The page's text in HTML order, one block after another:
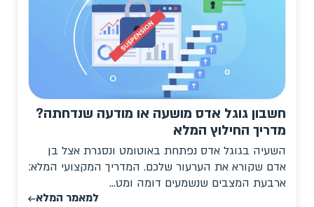
חשבון גוגל אדס מושעה או מודעה שנדחתה?
מדריך החילוץ המלא
השעיה בגוגל אדס נפתחת באוטומט ונסגרת אצל בן
אדם שקורא את הערעור שלכם. המדריך המקצועי המלא:
ארבעת המצבים שנשמעים דומה ומט...
למאמר המלא